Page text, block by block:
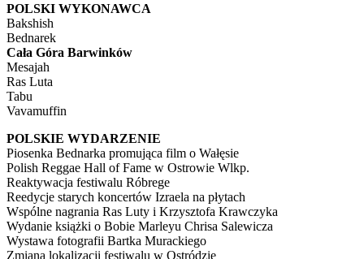
POLSKI WYKONAWCA
Bakshish
Bednarek
Cała Góra Barwinków
Mesajah
Ras Luta
Tabu
Vavamuffin
POLSKIE WYDARZENIE
Piosenka Bednarka promująca film o Wałęsie
Polish Reggae Hall of Fame w Ostrowie Wlkp.
Reaktywacja festiwalu Róbrege
Reedycje starych koncertów Izraela na płytach
Wspólne nagrania Ras Luty i Krzysztofa Krawczyka
Wydanie książki o Bobie Marleyu Chrisa Salewicza
Wystawa fotografii Bartka Murackiego
Zmiana lokalizacji festiwalu w Ostródzie